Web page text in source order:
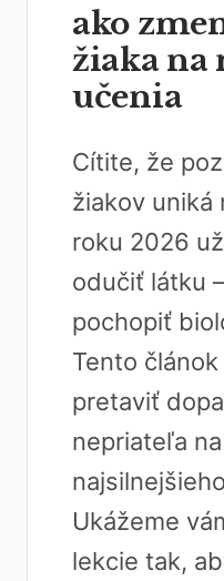
ako
žiaka na
učenia
Cítite, že
žiakov uniká
roku 2026
odučiť látku
pochopiť
Tento
pretaviť
nepriateľa
Ukážeme
lekcie tak,